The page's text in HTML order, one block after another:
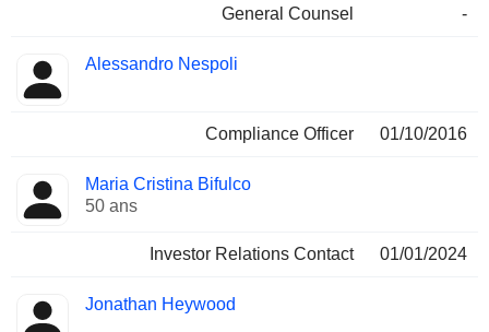
General Counsel -
Alessandro Nespoli
Compliance Officer 01/10/2016
Maria Cristina Bifulco
50 ans
Investor Relations Contact 01/01/2024
Jonathan Heywood